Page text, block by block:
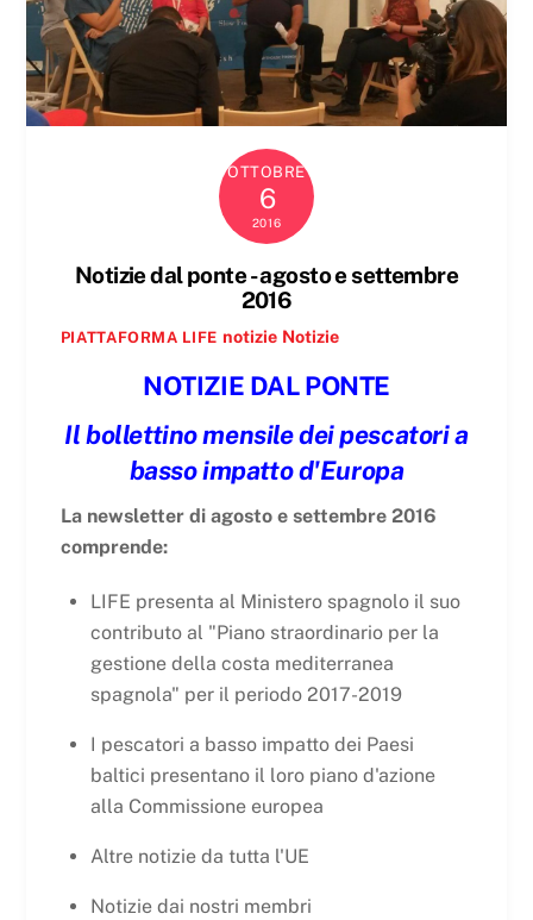
OTTOBRE
6
2016
Notizie dal ponte - agosto e settembre
2016
PIATTAFORMA LIFE notizie Notizie
NOTIZIE DAL PONTE
Il bollettino mensile dei pescatori a
basso impatto d'Europa
La newsletter di agosto e settembre 2016
comprende:
LIFE presenta al Ministero spagnolo il suo
contributo al "Piano straordinario per la
gestione della costa mediterranea
spagnola" per il periodo 2017-2019
I pescatori a basso impatto dei Paesi
baltici presentano il loro piano d'azione
alla Commissione europea
Altre notizie da tutta l'UE
Notizie dai nostri membri